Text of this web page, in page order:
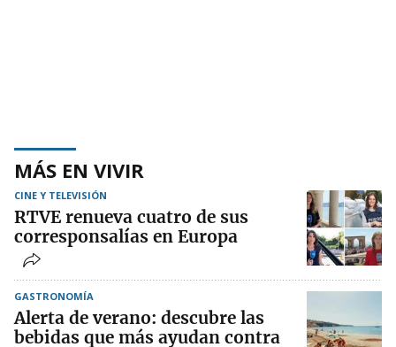
MÁS EN VIVIR
CINE Y TELEVISIÓN
RTVE renueva cuatro de sus
corresponsalías en Europa
GASTRONOMÍA
Alerta de verano: descubre las
bebidas que más ayudan contra